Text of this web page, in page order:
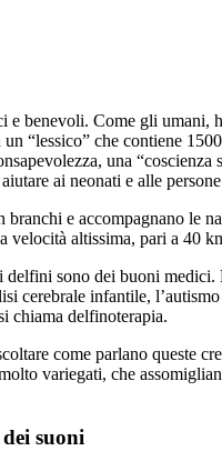
e benevoli. Come gli umani,
“lessico” che contiene
una “coscienza
ai neonati e alle
e accompagnano le
velocità altissima, pari a 40
delfini sono dei buoni medici.
cerebrale infantile,
chiama delfinoterapia.
come parlano queste
variegati, che
suoni